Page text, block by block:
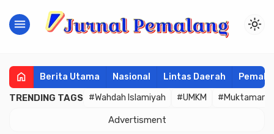
menu light_mode
home Berita Utama Nasional Lintas Daerah
TRENDING TAGS #Wahdah Islamiyah #UMKM #Muktamar
Advertisment